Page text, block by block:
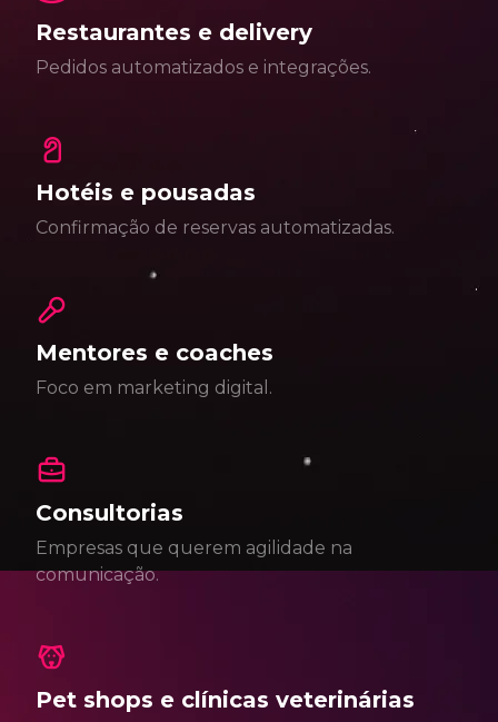
Restaurantes e delivery
Pedidos automatizados e integrações.
Hotéis e pousadas
Confirmação de reservas automatizadas.
Mentores e coaches
Foco em marketing digital.
Consultorias
Empresas que querem agilidade na
comunicação.
Pet shops e clínicas veterinárias